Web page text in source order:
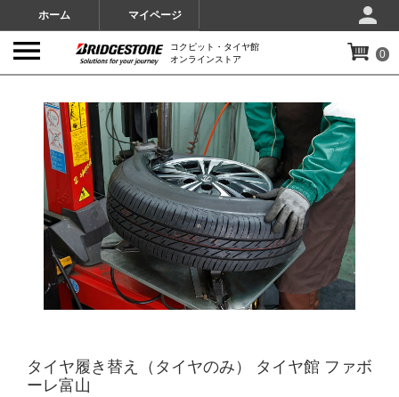
ホーム マイページ
コクピット・タイヤ館
オンラインストア
0
タイヤ履き替え（タイヤのみ） タイヤ館 ファボ
ーレ富山